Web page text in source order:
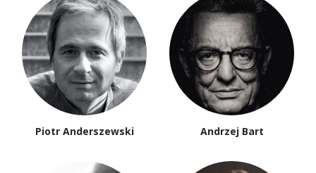
Piotr Anderszewski Andrzej Bart